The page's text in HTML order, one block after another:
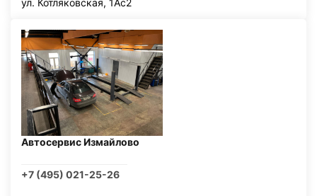
ул. Котляковская, 1Ас2
Автосервис Измайлово
+7 (495) 021-25-26